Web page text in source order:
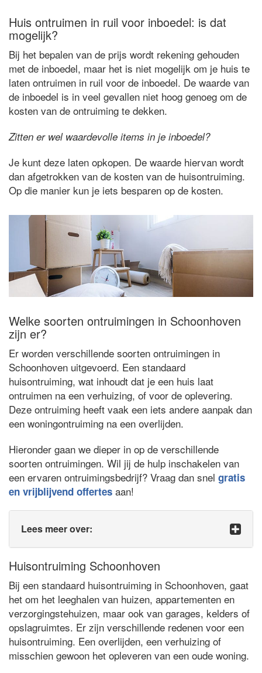
Huis ontruimen in ruil voor inboedel: is dat
mogelijk?
Bij het bepalen van de prijs wordt rekening gehouden
met de inboedel, maar het is niet mogelijk om je huis te
laten ontruimen in ruil voor de inboedel. De waarde van
de inboedel is in veel gevallen niet hoog genoeg om de
kosten van de ontruiming te dekken.
Zitten er wel waardevolle items in je inboedel?
Je kunt deze laten opkopen. De waarde hiervan wordt
dan afgetrokken van de kosten van de huisontruiming.
Op die manier kun je iets besparen op de kosten.
Welke soorten ontruimingen in Schoonhoven
zijn er?
Er worden verschillende soorten ontruimingen in
Schoonhoven uitgevoerd. Een standaard
huisontruiming, wat inhoudt dat je een huis laat
ontruimen na een verhuizing, of voor de oplevering.
Deze ontruiming heeft vaak een iets andere aanpak dan
een woningontruiming na een overlijden.
Hieronder gaan we dieper in op de verschillende
soorten ontruimingen. Wil jij de hulp inschakelen van
een ervaren ontruimingsbedrijf? Vraag dan snel gratis
en vrijblijvend offertes aan!
Lees meer over:
Huisontruiming Schoonhoven
Bij een standaard huisontruiming in Schoonhoven, gaat
het om het leeghalen van huizen, appartementen en
verzorgingstehuizen, maar ook van garages, kelders of
opslagruimtes. Er zijn verschillende redenen voor een
huisontruiming. Een overlijden, een verhuizing of
misschien gewoon het opleveren van een oude woning.